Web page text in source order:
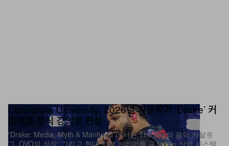
Concordia University, 2026년 가을학기 ‘Drake’ 커
리어를 정식 강의로 편성
“Drake: Media, Myth & Manhood”에서는 The Boy의 음악 카탈로
그, OVO의 성장, 그리고 현대 힙합 커리어를 규정하는 산업 시스템